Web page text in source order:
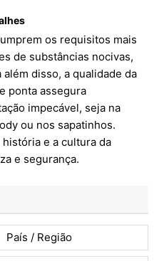
os requisitos mais
de substâncias nocivas,
disso, a qualidade da
ponta assegura
impecável, seja na
ou nos sapatinhos.
e a cultura da
e segurança.
País / Região